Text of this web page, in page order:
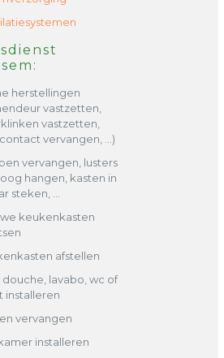
herstellingen
vastzetten,
vastzetten,
vervangen, …)
vervangen, lusters
hangen, kasten in
steken, …
keukenkasten
afstellen
douche, lavabo, wc of
installeren
vervangen
installeren